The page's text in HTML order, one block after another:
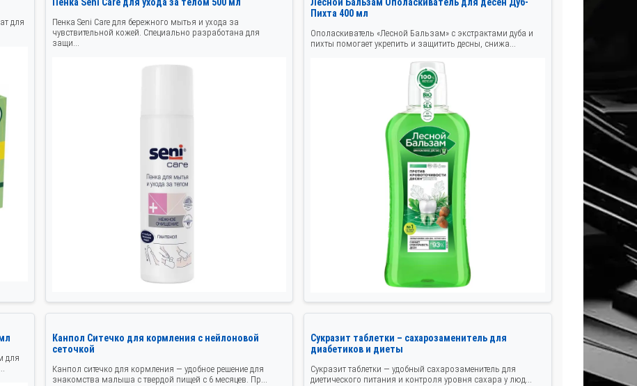
для
Пенка Seni Care для бережного мытья и ухода за
чувствительной кожей. Специально разработана для
защи...
Пихта 400 мл
Ополаскиватель «Лесной Бальзам» с экстрактами дуба и
пихты помогает укрепить и защитить десны, снижа...
для
Канпол Ситечко для кормления с нейлоновой
сеточкой
Канпол ситечко для кормления — удобное решение для
знакомства малыша с твердой пищей с 6 месяцев. Пр...
Сукразит таблетки – сахарозаменитель для
диабетиков и диеты
Сукразит таблетки — удобный сахарозаменитель для
диетического питания и контроля уровня сахара у люд...